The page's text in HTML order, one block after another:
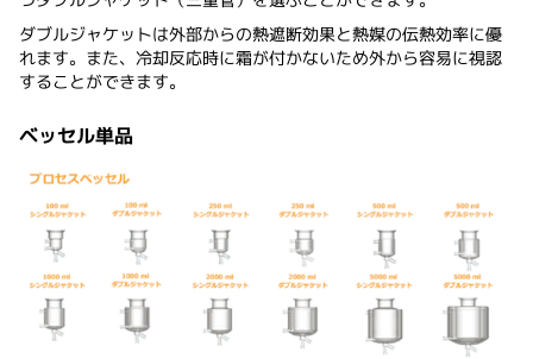
ダブルジャケットは外部からの熱遮断効果と熱媒の伝熱効率に優
れます。また、冷却反応時に霜が付かないため外から容易に視認
することができます。
ベッセル単品